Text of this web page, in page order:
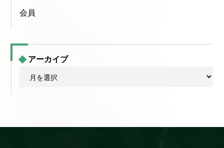
会員
アーカイブ
ブ